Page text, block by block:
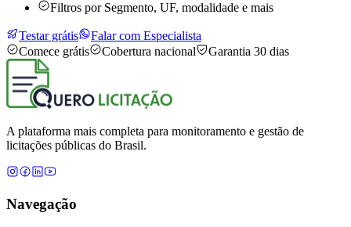
Filtros por Segmento, UF, modalidade e mais
Testar grátis
Falar com Especialista
Comece grátis
Cobertura nacional Garantia 30 dias
A plataforma mais completa para monitoramento e gestão de
licitações públicas do Brasil.
Navegação